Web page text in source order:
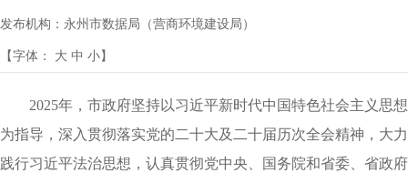
发布机构： 永州市数据局（营商环境建设局）
【字体： 大 中 小】
2025年，市政府坚持以习近平新时代中国特色社会主义思想
为指导，深入贯彻落实党的二十大及二十届历次全会精神，大力
践行习近平法治思想，认真贯彻党中央、国务院和省委、省政府